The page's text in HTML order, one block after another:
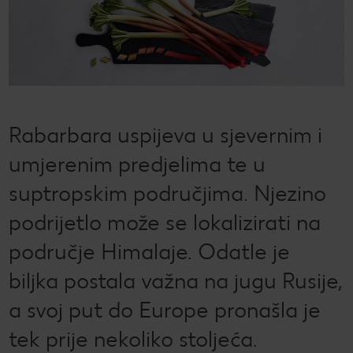
Kaufland Card i P&G te nagrađuju!
CHECK IT OUT
SILVERCREST CHECK IT OUT
LIVARNO CHECK IT OUT
ESMARA CHECK IT OUT
PARKSIDE
Magazin održivosti
Uvijek svježe - samo za tebe!
Ugovorena proizvodnja
Želiš najbolju kupnju? Dobiješ je kod nas!
Broj 1 za kupnju na jednom mjestu
Radno vrijeme nedjeljom
Igraj i zabavi se!
PRAVILA NAGRADNOG NATJEČAJA „Sup“
Popis maloprodajnih cijena
Kulinarski užici
Slobodno vrijeme
Rabarbara uspijeva u sjevernim i
umjerenim predjelima te u
suptropskim područjima. Njezino
podrijetlo može se lokalizirati na
područje Himalaje. Odatle je
biljka postala važna na jugu Rusije,
a svoj put do Europe pronašla je
tek prije nekoliko stoljeća.